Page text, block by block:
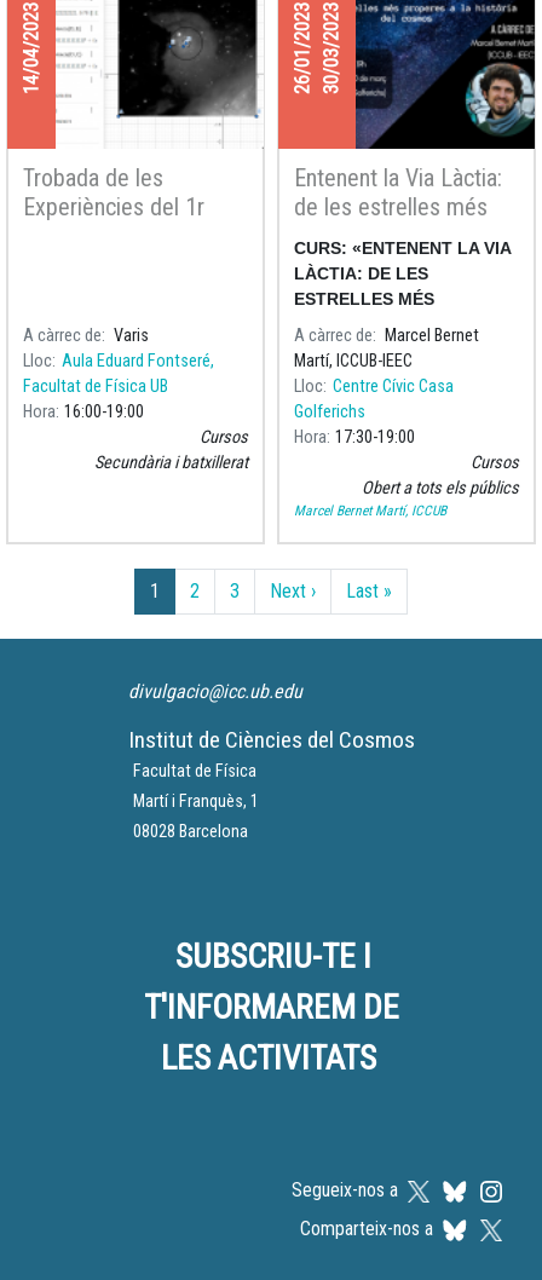
14/04/2023
Trobada de les
Experiències del 1r
A càrrec de
Varis
Lloc Aula Eduard Fontseré,
Facultat de Física UB
Hora 16:00 19:00
Cursos
Secundària i batxillerat
26/01/202330/03/2023
Entenent la Via Làctia:
de les estrelles més
properes a la història
del cosmos
CURS: «ENTENENT LA VIA
LÀCTIA: DE LES
ESTRELLES MÉS
PROPERES A LA HISTÒRIA
DEL COSMOS»
A càrrec de
Marcel Bernet
Martí, ICCUB-IEEC
Lloc Centre Cívic Casa
Golferichs
Hora 17:30 19:00
Cursos
Obert a tots els públics
Marcel Bernet Martí, ICCUB
1 2 3 Next ›Pàgina següent
Last »
divulgacio@icc.ub.edu
Institut de Ciències del Cosmos
Facultat de Física
Martí i Franquès, 1
08028 Barcelona
SUBSCRIU-TE I
T'INFORMAREM DE
LES ACTIVITATS
Segueix-nos a
Comparteix-nos a